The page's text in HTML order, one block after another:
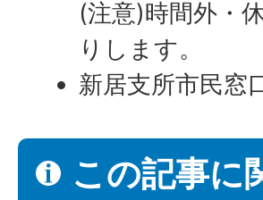
(注意)時間外・
りします。
新居支所市民窓
この記事に